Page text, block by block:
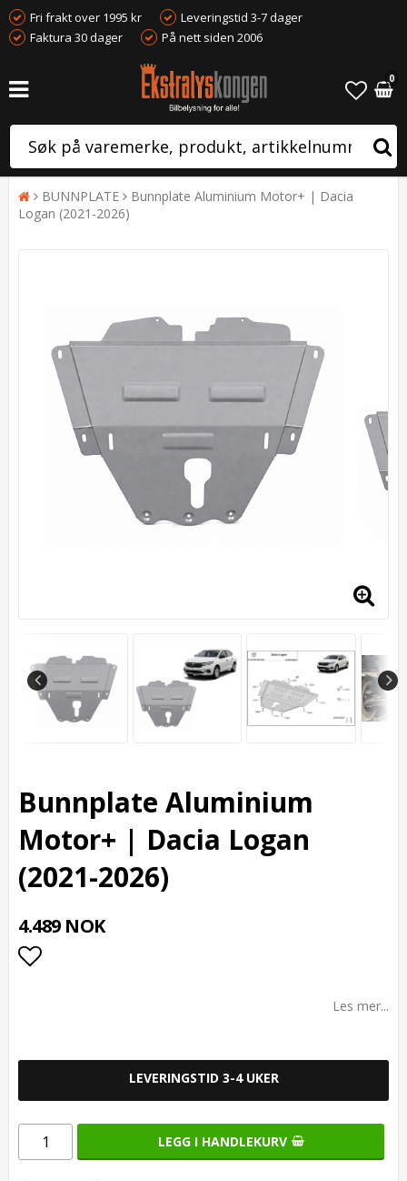
Fri frakt over 1995 kr
Leveringstid 3-7 dager
Faktura 30 dager
På nett siden 2006
0
BUNNPLATE
Bunnplate Aluminium Motor+ | Dacia
Logan (2021-2026)
Bunnplate Aluminium
Motor+ | Dacia Logan
(2021-2026)
4.489 NOK
Les mer...
LEVERINGSTID 3-4 UKER
LEGG I HANDLEKURV